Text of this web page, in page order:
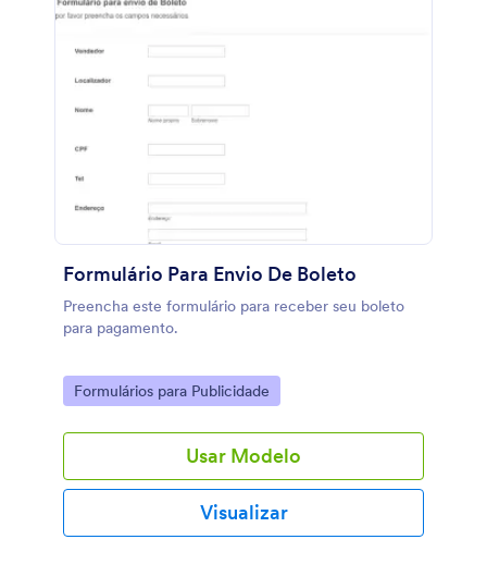
Formulário Para Envio De Boleto
Preencha este formulário para receber seu boleto
para pagamento.
Go to Category:
Formulários para Publicidade
Usar Modelo
Visualizar